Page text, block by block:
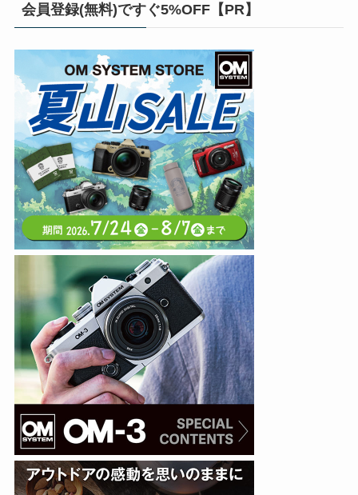
会員登録(無料)ですぐ5%OFF【PR】